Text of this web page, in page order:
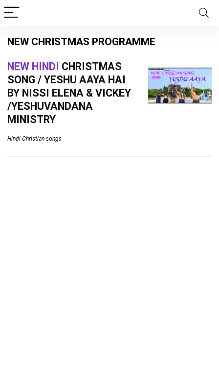
NEW CHRISTMAS PROGRAMME
NEW HINDI CHRISTMAS
SONG / YESHU AAYA HAI
BY NISSI ELENA & VICKEY
/YESHUVANDANA
MINISTRY
Hindi Christian songs